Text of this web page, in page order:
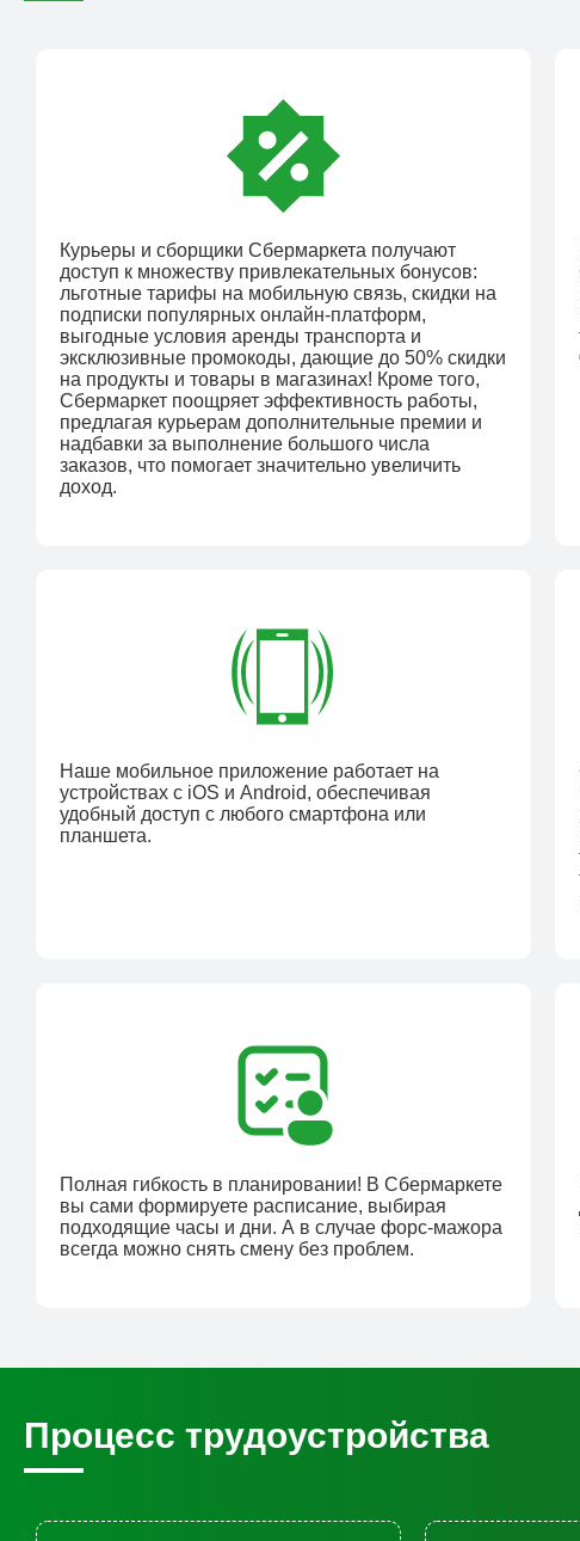
Курьеры и сборщики Сбермаркета получают
доступ к множеству привлекательных бонусов:
льготные тарифы на мобильную связь, скидки на
подписки популярных онлайн-платформ,
выгодные условия аренды транспорта и
эксклюзивные промокоды, дающие до 50% скидки
на продукты и товары в магазинах! Кроме того,
Сбермаркет поощряет эффективность работы,
предлагая курьерам дополнительные премии и
надбавки за выполнение большого числа
заказов, что помогает значительно увеличить
доход.
Наше мобильное приложение работает на
устройствах с iOS и Android, обеспечивая
удобный доступ с любого смартфона или
планшета.
Полная гибкость в планировании! В Сбермаркете
вы сами формируете расписание, выбирая
подходящие часы и дни. А в случае форс-мажора
всегда можно снять смену без проблем.
Процесс трудоустройства